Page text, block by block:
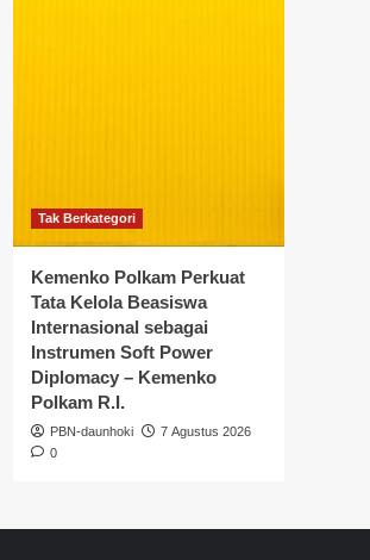
Tak Berkategori
Kemenko Polkam Perkuat
Tata Kelola Beasiswa
Internasional sebagai
Instrumen Soft Power
Diplomacy – Kemenko
Polkam R.I.
PBN-daunhoki
7 Agustus 2026
0